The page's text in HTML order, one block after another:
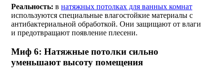
Реальность: в натяжных потолках для ванных комнат
используются специальные влагостойкие материалы с
антибактериальной обработкой. Они защищают от влаги
и предотвращают появление плесени.
Миф 6: Натяжные потолки сильно
уменьшают высоту помещения